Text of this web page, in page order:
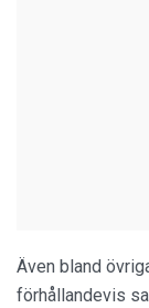
Även bland
förhållandevis